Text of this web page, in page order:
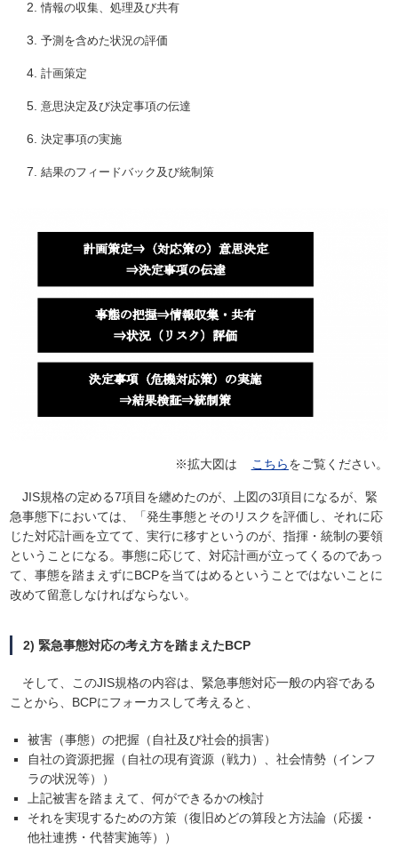
情報の収集、処理及び共有
予測を含めた状況の評価
計画策定
意思決定及び決定事項の伝達
決定事項の実施
結果のフィードバック及び統制策
※拡大図は こちらをご覧ください。
JIS規格の定める7項目を纏めたのが、上図の3項目になるが、緊
急事態下においては、「発生事態とそのリスクを評価し、それに応
じた対応計画を立てて、実行に移すというのが、指揮・統制の要領
ということになる。事態に応じて、対応計画が立ってくるのであっ
て、事態を踏まえずにBCPを当てはめるということではないことに
改めて留意しなければならない。
2) 緊急事態対応の考え方を踏まえたBCP
そして、このJIS規格の内容は、緊急事態対応一般の内容である
ことから、BCPにフォーカスして考えると、
被害（事態）の把握（自社及び社会的損害）
自社の資源把握（自社の現有資源（戦力）、社会情勢（インフ
ラの状況等））
上記被害を踏まえて、何ができるかの検討
それを実現するための方策（復旧めどの算段と方法論（応援・
他社連携・代替実施等））